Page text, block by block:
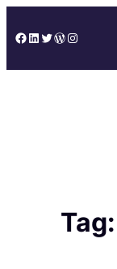
to
Facebook
LinkedIn
Twitter
WordPress
Instagram
Tag: